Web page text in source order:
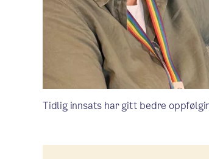
Tidlig innsats har gitt bedre